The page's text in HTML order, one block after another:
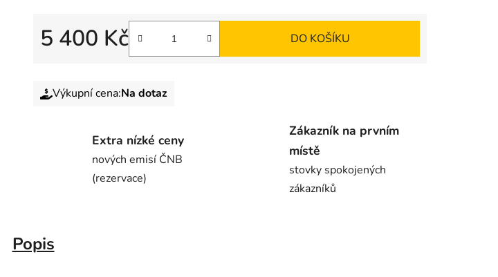
5 400 Kč DO KOŠÍKU
Výkupní cena:Na dotaz
Extra nízké ceny
nových emisí ČNB
(rezervace)
Zákazník na prvním
místě
stovky spokojených
zákazníků
Popis